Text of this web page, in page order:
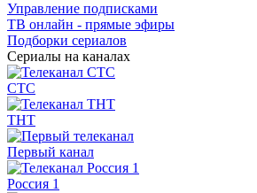
Управление подписками
ТВ онлайн - прямые эфиры
Подборки сериалов
Сериалы на каналах
СТС
ТНТ
Первый канал
Россия 1